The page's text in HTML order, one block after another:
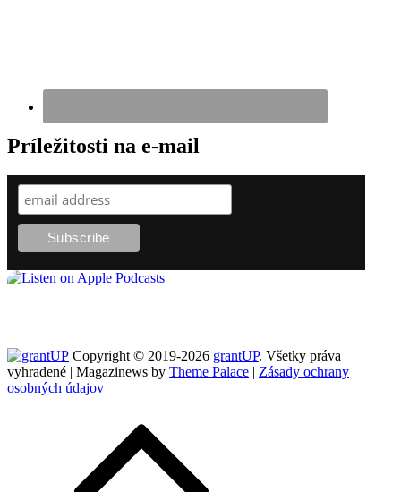
Príležitosti na e-mail
Copyright © 2019-2026 grantUP. Všetky práva
vyhradené | Magazinews by Theme Palace | Zásady ochrany
osobných údajov